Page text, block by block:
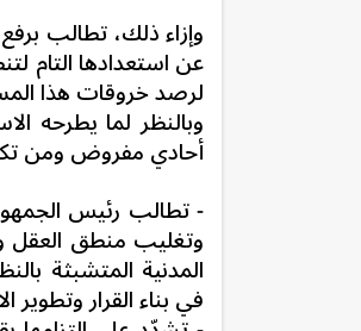
وإزاء ذلك، تطالب
عن استعدادها التام
لرصد خروقات هذا
أحادي مفروض ومن
- تطالب رئيس
وتغليب منطق العقل
المدنية المتشبثة
في بناء القرار وتطوير